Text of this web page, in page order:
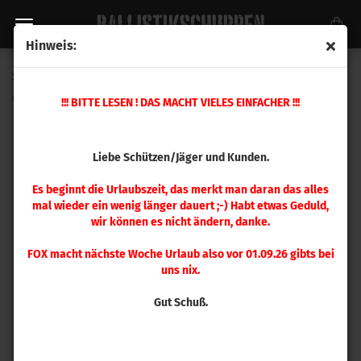
Hinweis:
!!! BITTE LESEN ! DAS MACHT VIELES EINFACHER !!!
Liebe Schützen/Jäger und Kunden.
Es beginnt die Urlaubszeit, das merkt man daran das alles
mal wieder ein wenig länger dauert ;-) Habt etwas Geduld,
wir können es nicht ändern, danke.
FOX macht nächste Woche Urlaub also vor 01.09.26 gibts bei
uns nix.
Gut Schuß.
Speer .475 DeepCurl 275gr 50 Stück
3973)